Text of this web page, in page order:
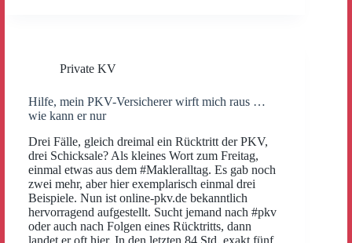
Private KV
Hilfe, mein PKV-Versicherer wirft mich raus …
wie kann er nur
Drei Fälle, gleich dreimal ein Rücktritt der PKV,
drei Schicksale? Als kleines Wort zum Freitag,
einmal etwas aus dem #Makleralltag. Es gab noch
zwei mehr, aber hier exemplarisch einmal drei
Beispiele. Nun ist online-pkv.de bekanntlich
hervorragend aufgestellt. Sucht jemand nach #pkv
oder auch nach Folgen eines Rücktritts, dann
landet er oft hier. In den letzten 84 Std. exakt fünf